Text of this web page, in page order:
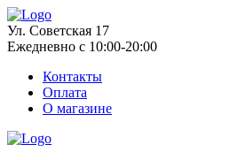
Ул. Советская 17
Ежедневно с 10:00-20:00
Контакты
Оплата
О магазине